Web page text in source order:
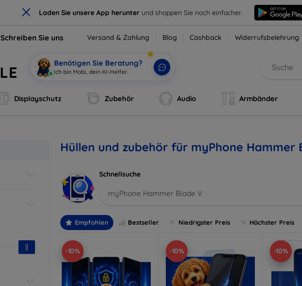
× Laden Sie unsere App herunter und shoppen Sie noch einfacher.
Schreiben Sie uns Versand & Zahlung Blog Cashback Widerrufsbelehrung
Benötigen Sie Beratung?
Be
Displayschutz Zubehör Audio Armbänder
Hüllen und zubehör für myPhone Hammer
Schnellsuche
myPhone Hammer Blade V
Empfohlen Bestseller Niedrigster Preis Höchster Preis
-10% -10% -10%